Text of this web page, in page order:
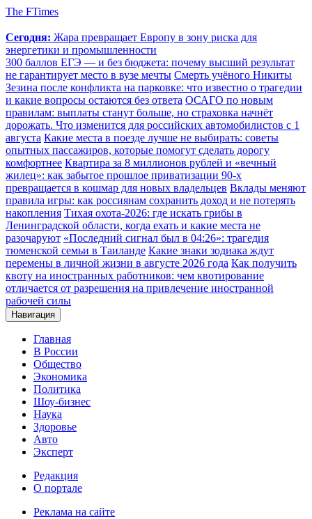
The FTimes
Сегодня: Жара превращает Европу в зону риска для
энергетики и промышленности
300 баллов ЕГЭ — и без бюджета: почему высший результат
не гарантирует место в вузе мечты Смерть учёного Никиты
Зезина после конфликта на парковке: что известно о трагедии
и какие вопросы остаются без ответа ОСАГО по новым
правилам: выплаты станут больше, но страховка начнёт
дорожать. Что изменится для российских автомобилистов с 1
августа Какие места в поезде лучше не выбирать: советы
опытных пассажиров, которые помогут сделать дорогу
комфортнее Квартира за 8 миллионов рублей и «вечный
жилец»: как забытое прошлое приватизации 90-х
превращается в кошмар для новых владельцев Вклады меняют
правила игры: как россиянам сохранить доход и не потерять
накопления Тихая охота-2026: где искать грибы в
Ленинградской области, когда ехать и какие места не
разочаруют «Последний сигнал был в 04:26»: трагедия
тюменской семьи в Таиланде Какие знаки зодиака ждут
перемены в личной жизни в августе 2026 года Как получить
квоту на иностранных работников: чем квотирование
отличается от разрешения на привлечение иностранной
рабочей силы
Навигация
Главная
В России
Общество
Экономика
Политика
Шоу-бизнес
Наука
Здоровье
Авто
Эксперт
Редакция
О портале
Реклама на сайте